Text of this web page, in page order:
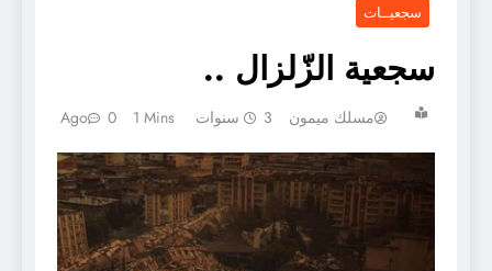
سجعيــات
سجعية الزّلزال ..
مسلك ميمون 3 سنوات Ago 0 1 Mins